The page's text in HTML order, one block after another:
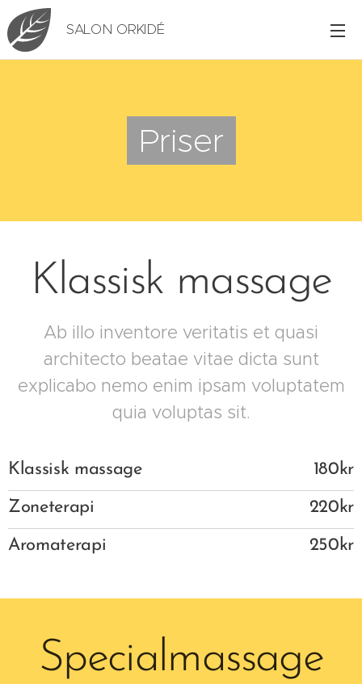
SALON ORKIDÉ
Priser
Klassisk massage
Ab illo inventore veritatis et quasi
architecto beatae vitae dicta sunt
explicabo nemo enim ipsam voluptatem
quia voluptas sit.
Klassisk massage 180kr
Zoneterapi 220kr
Aromaterapi 250kr
Specialmassage